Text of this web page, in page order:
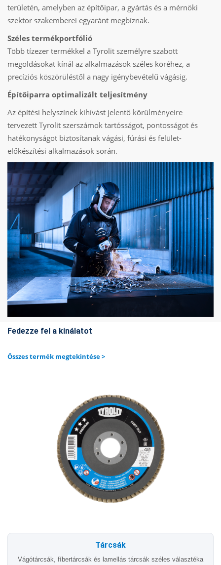
területén, amelyben az építőipar, a gyártás és a mérnöki
szektor szakemberei egyaránt megbíznak.
Széles termékportfólió
Több tízezer termékkel a Tyrolit személyre szabott
megoldásokat kínál az alkalmazások széles köréhez, a
precíziós köszörüléstől a nagy igénybevételű vágásig.
Építőiparra optimalizált teljesítmény
Az építési helyszínek kihívást jelentő körülményeire
tervezett Tyrolit szerszámok tartósságot, pontosságot és
hatékonyságot biztosítanak vágási, fúrási és felület-
előkészítési alkalmazások során.
Fedezze fel a kínálatot
Összes termék megtekintése >
Tárcsák
Vágótárcsák, fíbertárcsák és lamellás tárcsák széles választéka